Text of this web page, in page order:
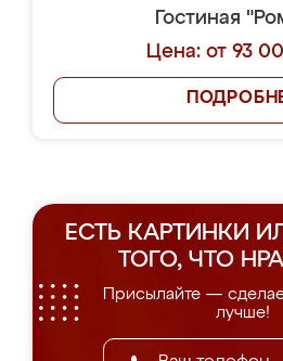
Гостиная
Цена: от 93
ЕСТЬ КАРТИНКИ
ТОГО, ЧТО
Присылайте —
лучше!